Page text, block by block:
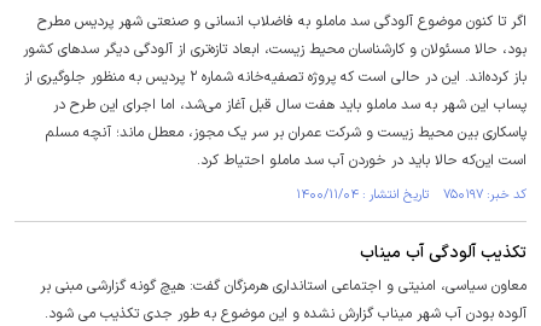
اگر تا کنون موضوع آلودگی سد ماملو به فاضلاب انسانی و صنعتی شهر پردیس مطرح
بود، حالا مسئولان و کارشناسان محیط زیست، ابعاد تازه‌تری از آلودگی دیگر سد‌های کشور
باز کرده‌اند. این در حالی است که پروژه تصفیه‌خانه شماره ۲ پردیس به منظور جلوگیری از
پساب این شهر به سد ماملو باید هفت سال قبل آغاز می‌شد، اما اجرای این طرح در
پاسکاری بین محیط زیست و شرکت عمران بر سر یک مجوز، معطل ماند؛ آنچه مسلم
است این‌که حالا باید در خوردن آب سد ماملو احتیاط کرد.
کد خبر: ۷۵۰۱۹۷ تاریخ انتشار : ۱۴۰۰/۱۱/۰۴
تکذیب آلودگی آب میناب
معاون سیاسی، امنیتی و اجتماعی استانداری هرمزگان گفت: هیچ گونه گزارشی مبنی بر
آلوده بودن آب شهر میناب گزارش نشده و این موضوع به طور جدی تکذیب می شود.